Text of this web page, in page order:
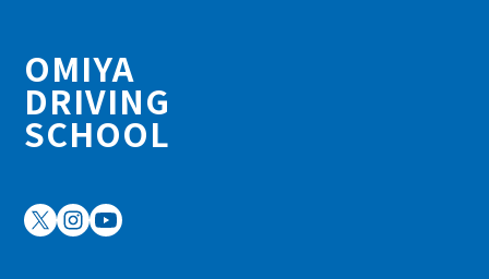
OMIYA
DRIVING
SCHOOL